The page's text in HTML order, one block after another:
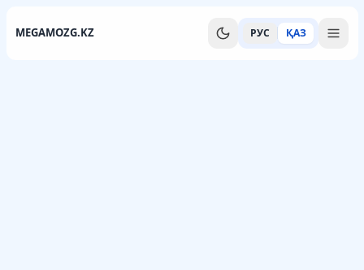
MEGAMOZG.KZ РУС ҚАЗ